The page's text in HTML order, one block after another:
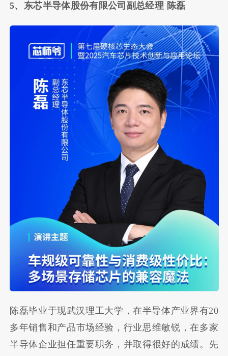
5、东芯半导体股份有限公司副总经理 陈磊
陈磊毕业于现武汉理工大学，在半导体产业界有20
多年销售和产品市场经验，行业思维敏锐，在多家
半导体企业担任重要职务，并取得很好的成绩。先